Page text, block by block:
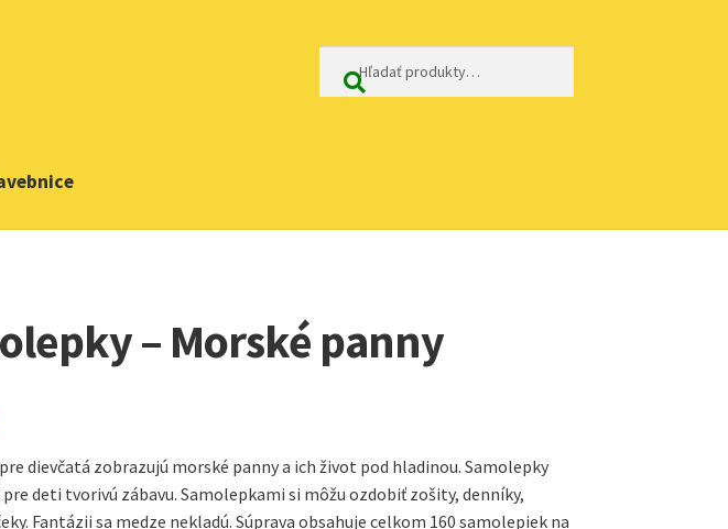
– Morské panny
dievčatá zobrazujú morské panny a ich život pod hladinou. Samolepky
deti tvorivú zábavu. Samolepkami si môžu ozdobiť zošity, denníky,
Fantázii sa medze nekladú. Súprava obsahuje celkom 160 samolepiek na